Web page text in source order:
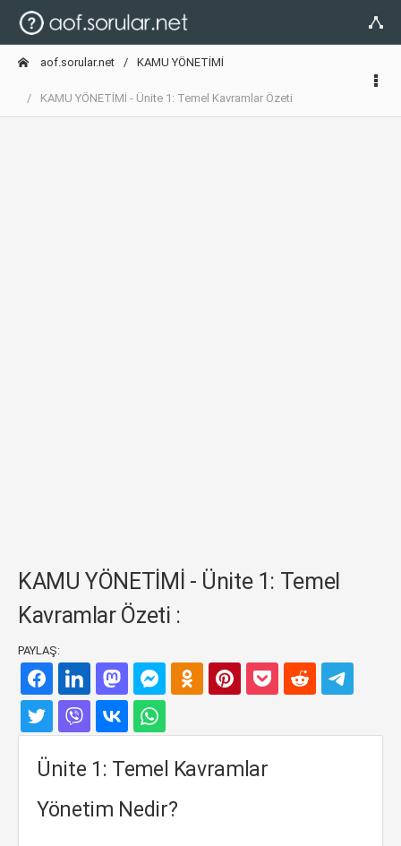
aof.sorular.net KAMU YÖNETİMİ
KAMU YÖNETİMİ - Ünite 1: Temel Kavramlar Özeti
KAMU YÖNETİMİ - Ünite 1: Temel
Kavramlar Özeti :
PAYLAŞ:
Ünite 1: Temel Kavramlar
Yönetim Nedir?